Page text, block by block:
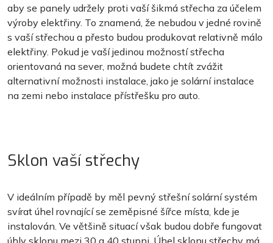
aby se panely udržely proti vaší šikmá střecha za účelem
výroby elektřiny. To znamená, že nebudou v jedné rovině
s vaší střechou a přesto budou produkovat relativně málo
elektřiny. Pokud je vaší jedinou možností střecha
orientovaná na sever, možná budete chtít zvážit
alternativní možnosti instalace, jako je solární instalace
na zemi nebo instalace přístřešku pro auto.
Sklon vaší střechy
V ideálním případě by měl pevný střešní solární systém
svírat úhel rovnající se zeměpisné šířce místa, kde je
instalován. Ve většině situací však budou dobře fungovat
úhly sklonu mezi 30 a 40 stupni. Úhel sklonu střechy má